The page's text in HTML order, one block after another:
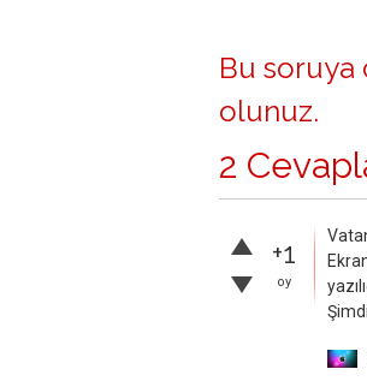
Bu soruya
olunuz.
2
+1
oy